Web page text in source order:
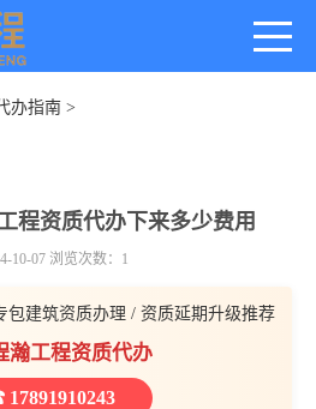
办指南 >
程资质代办下来多少费用
10-07 浏览次数：1
包建筑资质办理 / 资质延期升级推荐
瀚工程资质代办